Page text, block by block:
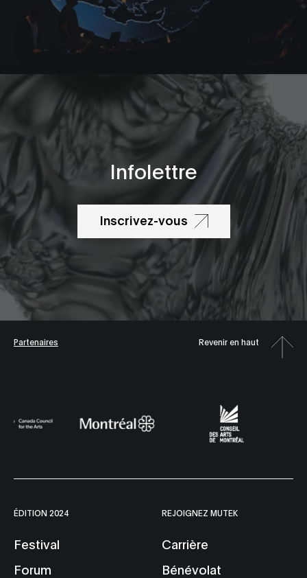
Infolettre
Inscrivez-vous
Partenaires Revenir en haut
ÉDITION 2024
Festival
Forum
REJOIGNEZ MUTEK
Carrière
Bénévolat